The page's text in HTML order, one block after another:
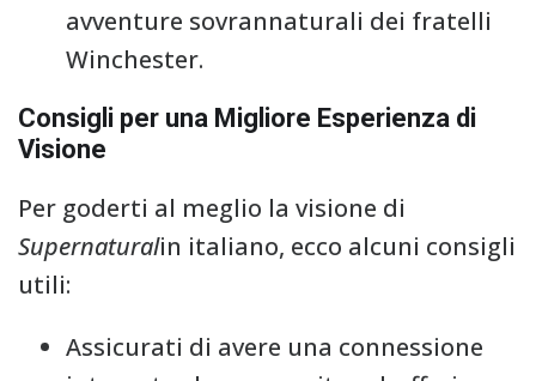
avventure sovrannaturali dei fratelli
Winchester.
Consigli per una Migliore Esperienza di
Visione
Per goderti al meglio la visione di
Supernaturalin italiano, ecco alcuni consigli
utili:
Assicurati di avere una connessione